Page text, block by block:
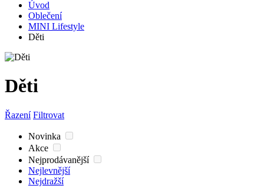
Úvod
Oblečení
MINI Lifestyle
Děti
Děti
Řazení Filtrovat
Novinka
Akce
Nejprodávanější
Nejlevnější
Nejdražší